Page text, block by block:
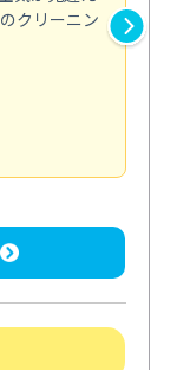
クリーニン